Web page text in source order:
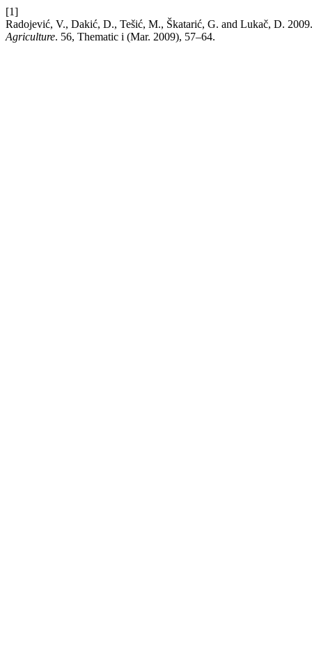
[1]
Radojević, V., Dakić, D., Tešić, M., Škatarić, G. and Lukač, D.
Agriculture. 56, Thematic i (Mar. 2009), 57–64.